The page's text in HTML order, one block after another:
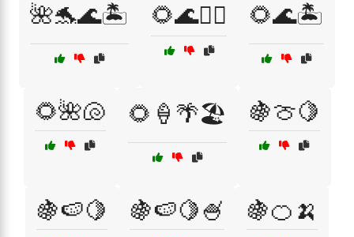
🌺🐬🌊🏝️ 🌻🌊🏄‍♂️ 🌻🌊🏝️
🌻🌺🐚 🌻🍦🌴🏖️ 🍇🍈🍋
🍇🍉🍋 🍇🍉🍋🍧 🍇🍊🍌